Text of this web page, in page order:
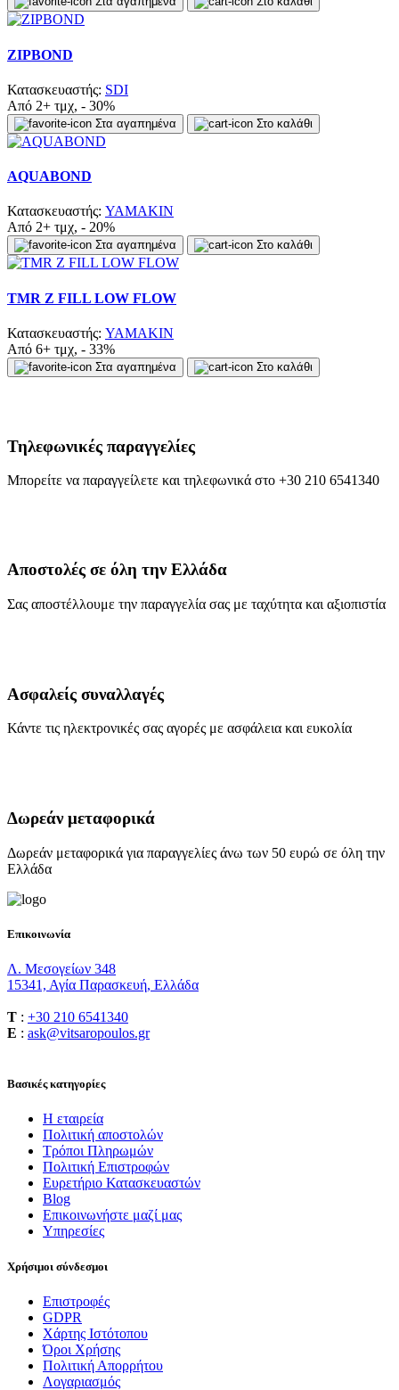
ZIPBOND
Κατασκευαστής: SDI
Από 2+ τμχ, - 30%
Στα αγαπημένα Στο καλάθι
AQUABOND
Κατασκευαστής: YAMAKIN
Από 2+ τμχ, - 20%
Στα αγαπημένα Στο καλάθι
TMR Z FILL LOW FLOW
Κατασκευαστής: YAMAKIN
Από 6+ τμχ, - 33%
Στα αγαπημένα Στο καλάθι
Τηλεφωνικές παραγγελίες
Μπορείτε να παραγγείλετε και τηλεφωνικά στο +30 210 6541340
Αποστολές σε όλη την Ελλάδα
Σας αποστέλλουμε την παραγγελία σας με ταχύτητα και αξιοπιστία
Ασφαλείς συναλλαγές
Κάντε τις ηλεκτρονικές σας αγορές με ασφάλεια και ευκολία
Δωρεάν μεταφορικά
Δωρεάν μεταφορικά για παραγγελίες άνω των 50 ευρώ σε όλη την
Ελλάδα
Επικοινωνία
Λ. Μεσογείων 348
15341, Αγία Παρασκευή, Ελλάδα
T : +30 210 6541340
E : ask@vitsaropoulos.gr
Βασικές κατηγορίες
Η εταιρεία
Πολιτική αποστολών
Τρόποι Πληρωμών
Πολιτική Επιστροφών
Ευρετήριο Κατασκευαστών
Blog
Επικοινωνήστε μαζί μας
Υπηρεσίες
Χρήσιμοι σύνδεσμοι
Επιστροφές
GDPR
Χάρτης Ιστότοπου
Όροι Χρήσης
Πολιτική Απορρήτου
Λογαριασμός